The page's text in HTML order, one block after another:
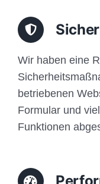
Wir haben eine
betriebenen
Formular und
Funktionen